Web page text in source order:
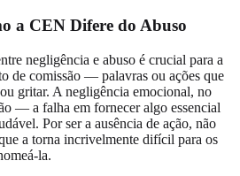
a CEN Difere do Abuso
negligência e abuso é crucial para a
de comissão — palavras ou ações que
gritar. A negligência emocional, no
— a falha em fornecer algo essencial
Por ser a ausência de ação, não
a torna incrivelmente difícil para os
la.